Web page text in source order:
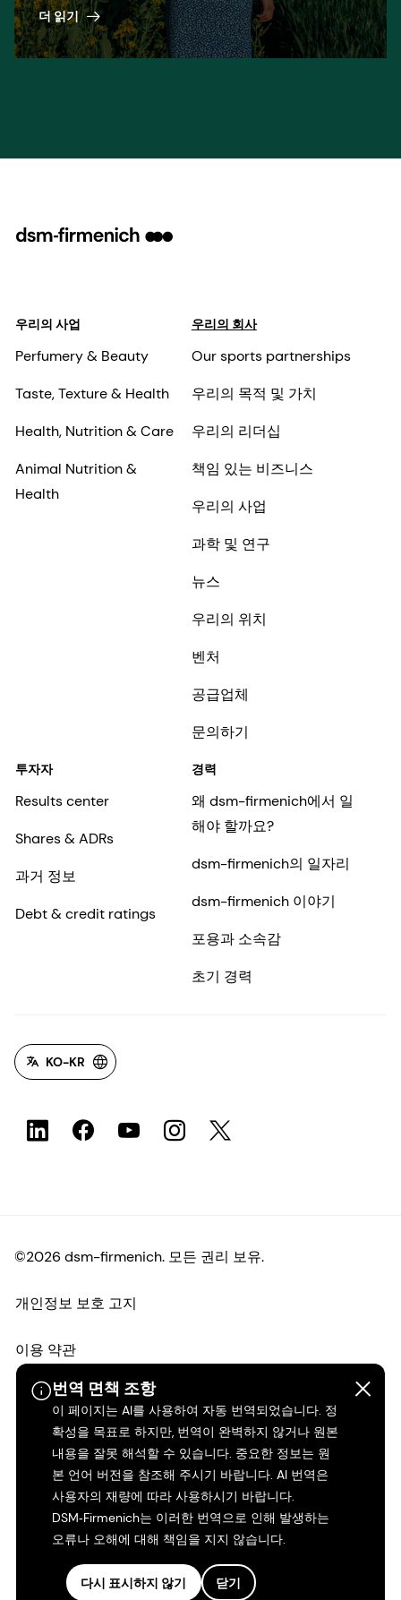
all relevant laws and regulations. We do not
ask from you, as a Supplier, more than what
we are willing to do ourselves.
더 읽기
번역 면책 조항
이 페이지는 AI를 사용하여 자동 번역되었습니다. 정
확성을 목표로 하지만, 번역이 완벽하지 않거나 원본
내용을 잘못 해석할 수 있습니다. 중요한 정보는 원
본 언어 버전을 참조해 주시기 바랍니다. AI 번역은
사용자의 재량에 따라 사용하시기 바랍니다.
DSM‑Firmenich는 이러한 번역으로 인해 발생하는
오류나 오해에 대해 책임을 지지 않습니다.
다시 표시하지 않기 닫기
우리의 사업
Perfumery & Beauty
Taste, Texture & Health
Health, Nutrition & Care
Animal Nutrition &
Health
우리의 회사
Our sports partnerships
우리의 목적 및 가치
우리의 리더십
책임 있는 비즈니스
우리의 사업
과학 및 연구
뉴스
우리의 위치
벤처
공급업체
문의하기
투자자
Results center
Shares & ADRs
과거 정보
Debt & credit ratings
경력
왜 dsm-firmenich에서 일
해야 할까요?
dsm-firmenich의 일자리
dsm-firmenich 이야기
포용과 소속감
초기 경력
KO-KR
©2026 dsm-firmenich. 모든 권리 보유.
개인정보 보호 고지
이용 약관
약관
캘리포니아 투명성
접근성 성명서
법적 정보
사이트 맵